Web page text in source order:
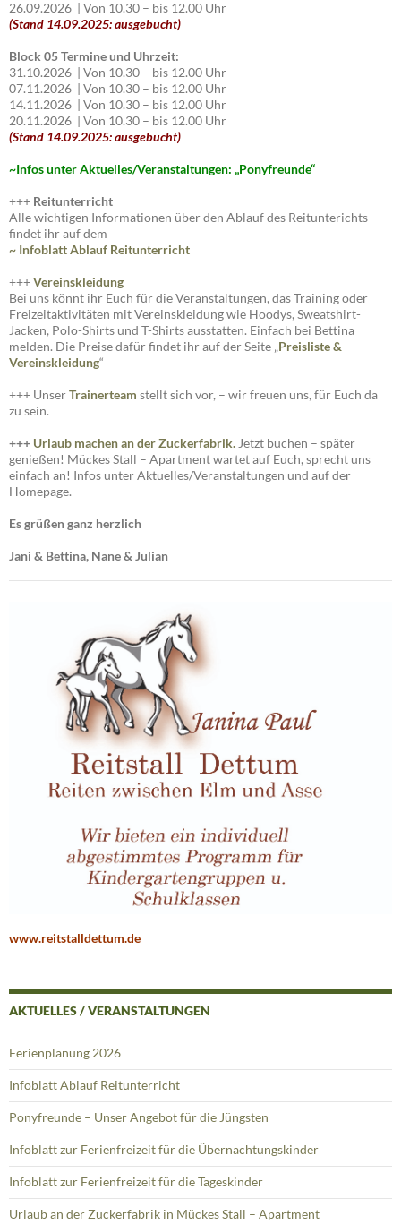
26.09.2026 | Von 10.30 – bis 12.00 Uhr
(Stand 14.09.2025: ausgebucht)
Block 05 Termine und Uhrzeit:
31.10.2026 | Von 10.30 – bis 12.00 Uhr
07.11.2026 | Von 10.30 – bis 12.00 Uhr
14.11.2026 | Von 10.30 – bis 12.00 Uhr
20.11.2026 | Von 10.30 – bis 12.00 Uhr
(Stand 14.09.2025: ausgebucht)
~Infos unter Aktuelles/Veranstaltungen: „Ponyfreunde“
+++ Reitunterricht
Alle wichtigen Informationen über den Ablauf des Reitunterichts
findet ihr auf dem
~ Infoblatt Ablauf Reitunterricht
+++Vereinskleidung
Bei uns könnt ihr Euch für die Veranstaltungen, das Training oder
Freizeitaktivitäten mit Vereinskleidung wie Hoodys, Sweatshirt-
Jacken, Polo-Shirts und T-Shirts ausstatten. Einfach bei Bettina
melden. Die Preise dafür findet ihr auf der Seite „Preisliste&
Vereinskleidung“
+++ UnserTrainerteam stellt sich vor, – wir freuen uns, für Euch da
zu sein.
+++ Urlaub machen an der Zuckerfabrik. Jetzt buchen – später
genießen! Mückes Stall – Apartment wartet auf Euch, sprecht uns
einfach an! Infos unter Aktuelles/Veranstaltungen und auf der
Homepage.
Es grüßen ganz herzlich
Jani & Bettina, Nane & Julian
www.reitstalldettum.de
AKTUELLES / VERANSTALTUNGEN
Ferienplanung 2026
Infoblatt Ablauf Reitunterricht
Ponyfreunde – Unser Angebot für die Jüngsten
Infoblatt zur Ferienfreizeit für die Übernachtungskinder
Infoblatt zur Ferienfreizeit für die Tageskinder
Urlaub an der Zuckerfabrik in Mückes Stall – Apartment